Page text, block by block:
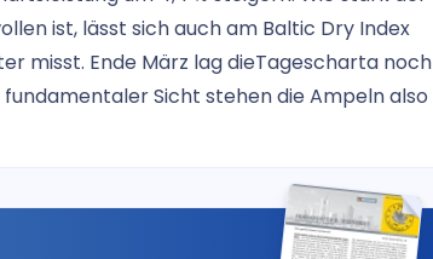
ist, lässt sich auch am Baltic Dry Index
misst. Ende März lag dieTagescharta noch
fundamentaler Sicht stehen die Ampeln also